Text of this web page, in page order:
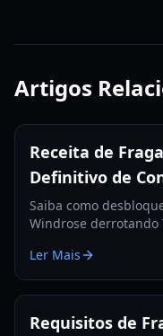
Artigos
Receita de
Definitivo de
Saiba como
Windrose derrotando
de Ferro.
Ler Mais
Requisitos de